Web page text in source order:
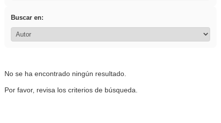
Buscar en:
No se ha encontrado ningún resultado.
Por favor, revisa los criterios de búsqueda.